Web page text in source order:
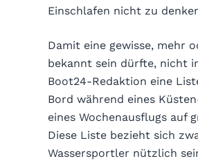
Einschlafen nicht zu
Damit eine gewisse, mehr
bekannt sein dürfte, nicht
Boot24-Redaktion eine
Bord während eines
eines Wochenausflugs auf
Diese Liste bezieht sich
Wassersportler nützlich